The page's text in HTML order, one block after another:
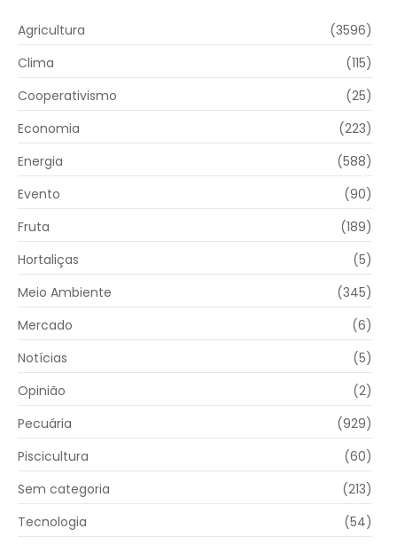
Agricultura
(3596)
Clima
(115)
Cooperativismo
(25)
Economia
(223)
Energia
(588)
Evento
(90)
Fruta
(189)
Hortaliças
(5)
Meio Ambiente
(345)
Mercado
(6)
Notícias
(5)
Opinião
(2)
Pecuária
(929)
Piscicultura
(60)
Sem categoria
(213)
Tecnologia
(54)